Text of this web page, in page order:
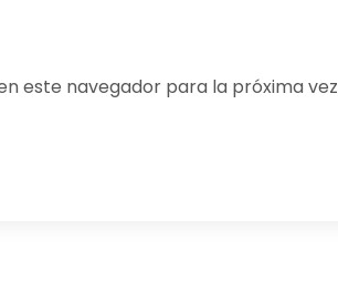
este navegador para la próxima vez